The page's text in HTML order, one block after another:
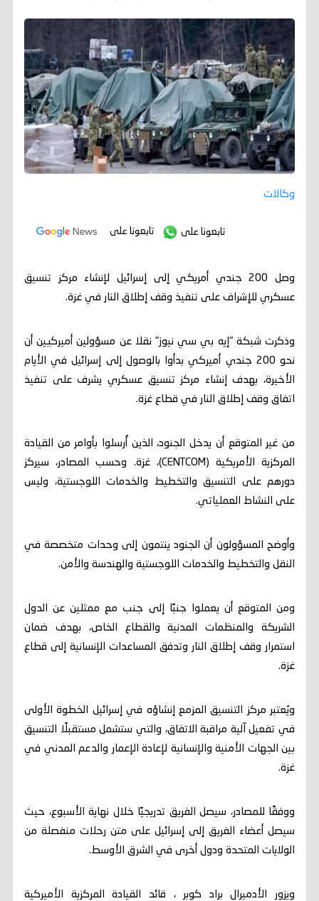
وكالات
تابعونا على تابعونا على
وصل 200 جندي أمريكي إلى إسرائيل لإنشاء مركز تنسيق
عسكري للإشراف على تنفيذ وقف إطلاق النار في غزة.
وذكرت شبكة "إيه بي سي نيوز" نقلا عن مسؤولين أميركيين أن
نحو 200 جندي أميركي بدأوا بالوصول إلى إسرائيل في الأيام
الأخيرة، بهدف إنشاء مركز تنسيق عسكري يشرف على تنفيذ
اتفاق وقف إطلاق النار في قطاع غزة.
من غير المتوقع أن يدخل الجنود، الذين أُرسلوا بأوامر من القيادة
المركزية الأمريكية (CENTCOM)، غزة. وحسب المصادر، سيركز
دورهم على التنسيق والتخطيط والخدمات اللوجستية، وليس
على النشاط العملياتي.
وأوضح المسؤولون أن الجنود ينتمون إلى وحدات متخصصة في
النقل والتخطيط والخدمات اللوجستية والهندسة والأمن.
ومن المتوقع أن يعملوا جنبًا إلى جنب مع ممثلين عن الدول
الشريكة والمنظمات المدنية والقطاع الخاص، بهدف ضمان
استمرار وقف إطلاق النار وتدفق المساعدات الإنسانية إلى قطاع
غزة.
ويُعتبر مركز التنسيق المزمع إنشاؤه في إسرائيل الخطوة الأولى
في تفعيل آلية مراقبة الاتفاق، والتي ستشمل مستقبلًا التنسيق
بين الجهات الأمنية والإنسانية لإعادة الإعمار والدعم المدني في
غزة.
ووفقًا للمصادر، سيصل الفريق تدريجيًا خلال نهاية الأسبوع، حيث
سيصل أعضاء الفريق إلى إسرائيل على متن رحلات منفصلة من
الولايات المتحدة ودول أخرى في الشرق الأوسط.
ويزور الأدميرال براد كوبر ، قائد القيادة المركزية الأميركية